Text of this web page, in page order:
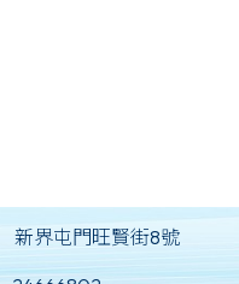
新界屯門旺賢街8號